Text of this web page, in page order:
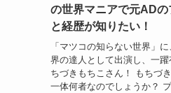
の世界マニアで元AD
と経歴が知りたい！
「マツコの知らない世界」
界の達人として出演し、一躍
ちづきもちこさん！ もちづ
一体何者なのでしょうか？